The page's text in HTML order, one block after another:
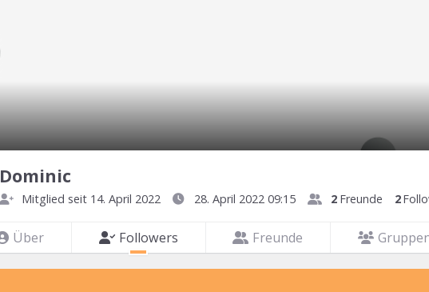
Dominic
Mitglied seit 14. April 2022 28. April 2022 09:15 2 Freunde 2
Über Followers Freunde